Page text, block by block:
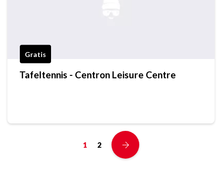
Gratis
Tafeltennis - Centron Leisure Centre
1 2